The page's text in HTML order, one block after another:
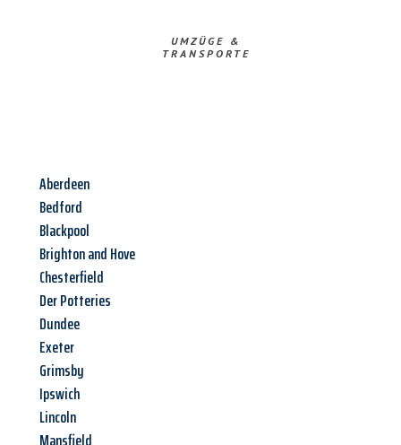
UMZÜGE &
TRANSPORTE
Aberdeen
Bedford
Blackpool
Brighton and Hove
Chesterfield
Der Potteries
Dundee
Exeter
Grimsby
Ipswich
Lincoln